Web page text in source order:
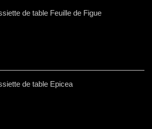
de table Feuille de Figue
de table Épicea